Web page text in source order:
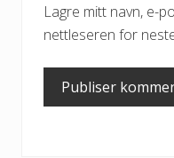
Lagre mitt navn, e-
nettleseren for